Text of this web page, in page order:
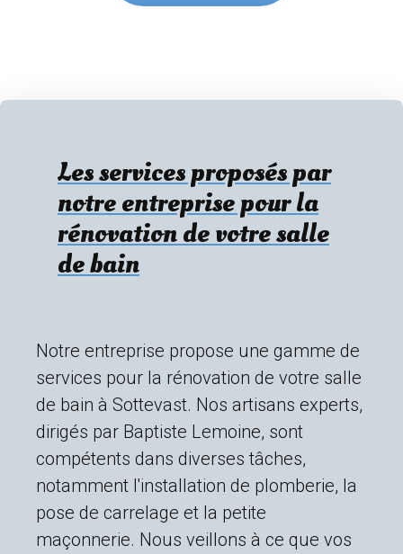
Les services proposés par
notre entreprise pour la
rénovation de votre salle
de bain
Notre entreprise propose une gamme de
services pour la rénovation de votre salle
de bain à Sottevast. Nos artisans experts,
dirigés par Baptiste Lemoine, sont
compétents dans diverses tâches,
notamment l'installation de plomberie, la
pose de carrelage et la petite
maçonnerie. Nous veillons à ce que vos